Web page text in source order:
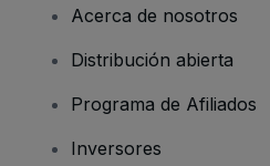
Acerca de nosotros
Distribución abierta
Programa de Afiliados
Inversores